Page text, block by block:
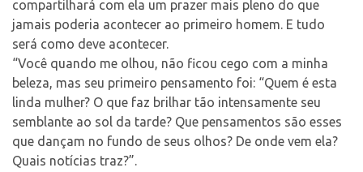
compartilhará com ela um prazer mais pleno do que
jamais poderia acontecer ao primeiro homem. E tudo
será como deve acontecer.
“Você quando me olhou, não ficou cego com a minha
beleza, mas seu primeiro pensamento foi: “Quem é esta
linda mulher? O que faz brilhar tão intensamente seu
semblante ao sol da tarde? Que pensamentos são esses
que dançam no fundo de seus olhos? De onde vem ela?
Quais notícias traz?”.